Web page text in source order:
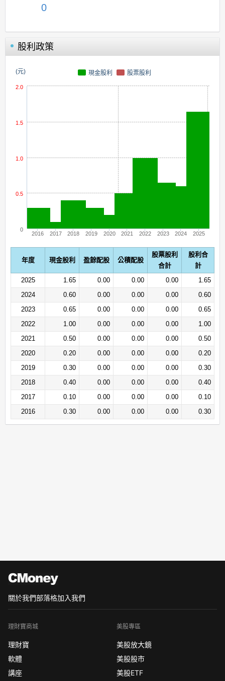
0
股利政策
(元) 現金股利 股票股利
2016 2017 2018 2019 2020 2021 2022 2023 2024 2025
0
0.5
1.0
1.5
2.0
年度 現金股利 盈餘配股 公積配股
股票股利
合計
股利合
計
2025
1.65 0.00 0.00 0.00
1.65
2024
0.60 0.00 0.00 0.00
0.60
2023
0.65 0.00 0.00 0.00
0.65
2022
1.00 0.00 0.00 0.00
1.00
2021
0.50 0.00 0.00 0.00
0.50
2020
0.20 0.00 0.00 0.00
0.20
2019
0.30 0.00 0.00 0.00
0.30
2018
0.40 0.00 0.00 0.00
0.40
2017
0.10 0.00 0.00 0.00
0.10
2016
0.30 0.00 0.00 0.00 0.30
關於我們部落格加入我們
理財寶商城
理財寶
軟體
講座
美股專區
美股放大鏡
美股股市
美股ETF